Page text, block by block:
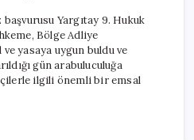
Yargıtay 9. Hukuk
Bölge Adliye
yasaya uygun buldu ve
gün arabuluculuğa
ilgili önemli bir emsal